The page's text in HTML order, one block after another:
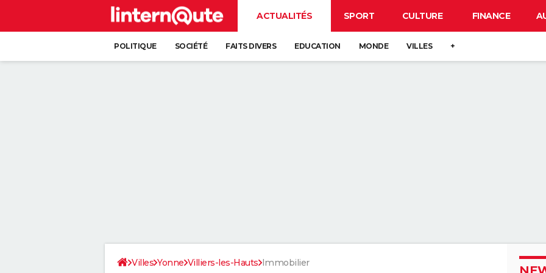
ACTUALITÉS SPORT CULTURE FINANCE
POLITIQUE SOCIÉTÉ FAITS DIVERS EDUCATION MONDE VILLES +
Villes Yonne Villiers-les-Hauts Immobilier